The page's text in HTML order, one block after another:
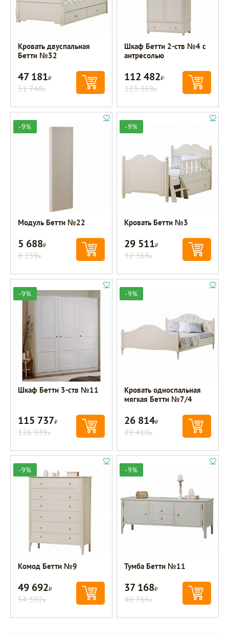
Кровать двуспальная
Бетти №32
47 181Р
51 748Р
Шкаф Бетти 2-ств №4 с
антресолью
112 482Р
123 369Р
-9%
Модуль Бетти №22
5 688Р
6 239Р
-9%
Кровать Бетти №3
29 511Р
32 368Р
-9%
Шкаф Бетти 3-ств №11
115 737Р
126 939Р
-9%
Кровать односпальная
мягкая Бетти №7/4
26 814Р
29 410Р
-9%
Комод Бетти №9
49 692Р
54 502Р
-9%
Тумба Бетти №11
37 168Р
40 766Р